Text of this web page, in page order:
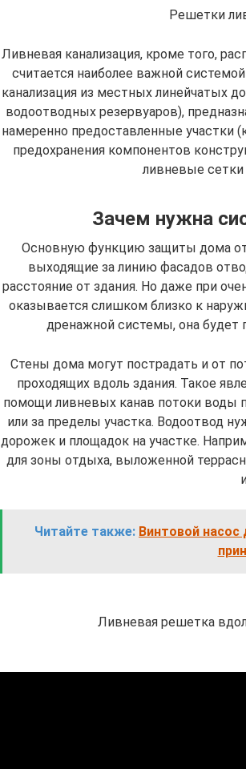
Решетки
Ливневая канализация, кроме того,
считается наиболее важной
канализация из местных линейчатых
водоотводных резервуаров),
намеренно предоставленные участки
предохранения компонентов
ливневые
Зачем нужна
Основную функцию защиты дома
выходящие за линию фасадов
расстояние от здания. Но даже при
оказывается слишком близко к
дренажной системы, она будет
Стены дома могут пострадать и от
проходящих вдоль здания. Такое
помощи ливневых канав потоки воды
или за пределы участка. Водоотвод
дорожек и площадок на участке.
для зоны отдыха, выложенной
Читайте также: Винтовой насос
Ливневая решетка